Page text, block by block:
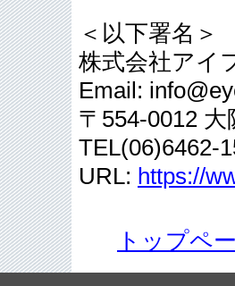
＜以下署名＞
株式会社アイ
Email:
〒554-0012
TEL(06)6462-
URL: https://
トップペ